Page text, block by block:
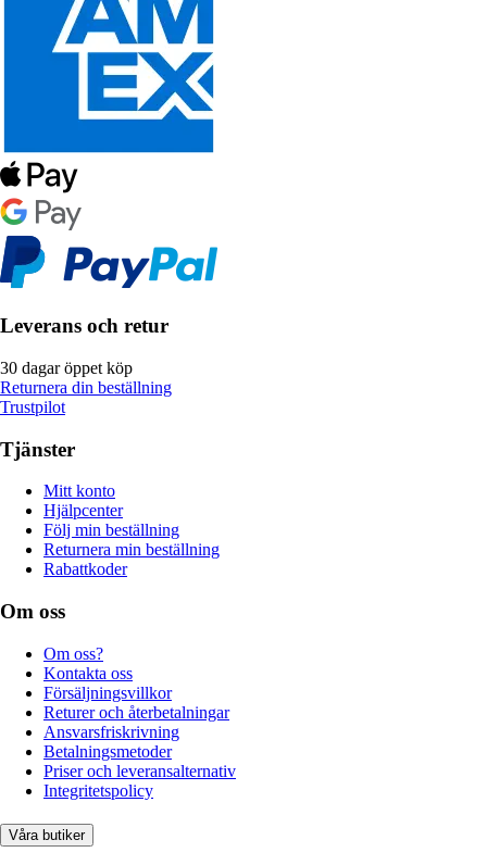
Leverans och retur
30 dagar öppet köp
Returnera din beställning
Trustpilot
Tjänster
Mitt konto
Hjälpcenter
Följ min beställning
Returnera min beställning
Rabattkoder
Om oss
Om oss?
Kontakta oss
Försäljningsvillkor
Returer och återbetalningar
Ansvarsfriskrivning
Betalningsmetoder
Priser och leveransalternativ
Integritetspolicy
Våra butiker